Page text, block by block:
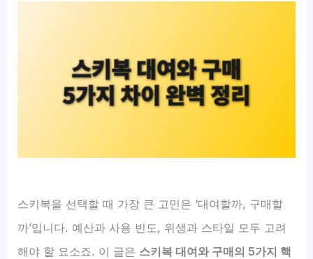
스키복을 선택할 때 가장 큰 고민은 ‘대여할까, 구매할
까’입니다. 예산과 사용 빈도, 위생과 스타일 모두 고려
해야 할 요소죠. 이 글은 스키복 대여와 구매의 5가지 핵